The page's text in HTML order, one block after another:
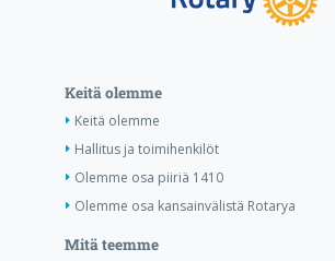
Keitä olemme
Keitä olemme
Hallitus ja toimihenkilöt
Olemme osa piiriä 1410
Olemme osa kansainvälistä Rotarya
Mitä teemme